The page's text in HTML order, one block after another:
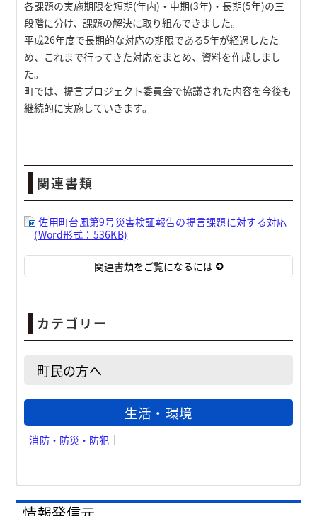
各課題の実施期限を短期(年内)・中期(3年)・長期(5年)の三
段階に分け、課題の解決に取り組んできました。
平成26年度で長期的な対応の期限である5年が経過したた
め、これまで行ってきた対応をまとめ、資料を作成しまし
た。
町では、提言プロジェクト委員会で協議された内容を今後も
継続的に実施していきます。
関連書類
佐用町台風第9号災害検証報告の提言課題に対する対応
(Word形式：536KB)
関連書類をご覧になるには
カテゴリー
町民の方へ
生活・環境
消防・防災・防犯 ｜